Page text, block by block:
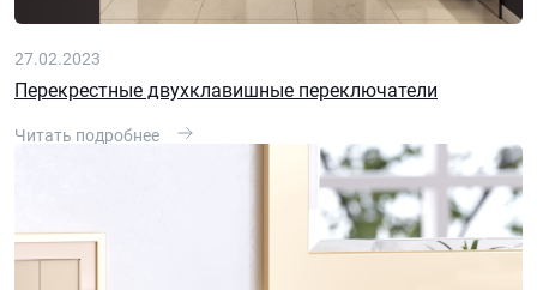
27.02.2023
Перекрестные двухклавишные переключатели
Читать подробнее